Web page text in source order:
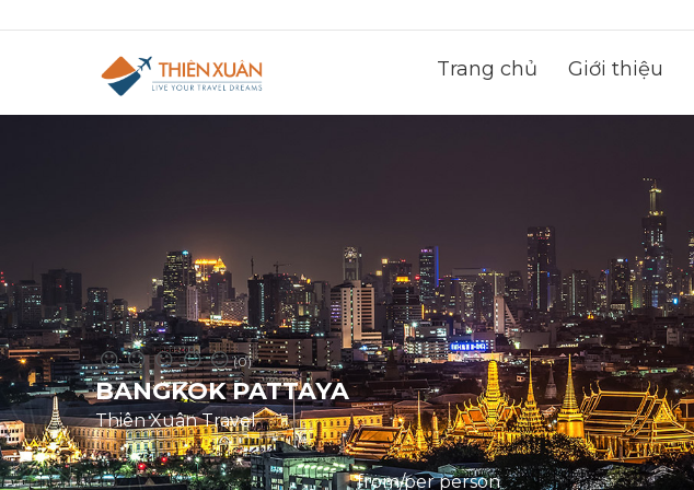
Trang chủ Giới thiệu
(0)
BANGKOK PATTAYA
Thiên Xuân Travel
from/per person